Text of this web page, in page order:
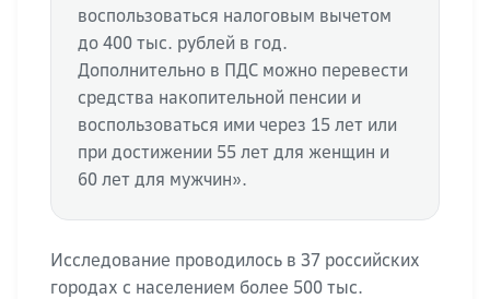
воспользоваться налоговым вычетом
до 400 тыс. рублей в год.
Дополнительно в ПДС можно перевести
средства накопительной пенсии и
воспользоваться ими через 15 лет или
при достижении 55 лет для женщин и
60 лет для мужчин».
Исследование проводилось в 37 российских
городах с населением более 500 тыс.